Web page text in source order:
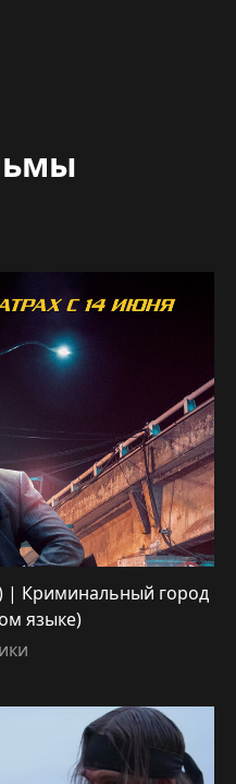
| Криминальный город
языке)